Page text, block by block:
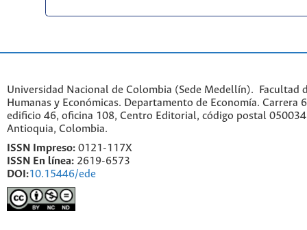
Universidad Nacional de Colombia (Sede Medellín). Facultad
Humanas y Económicas. Departamento de Economía. Carrera
edificio 46, oficina 108, Centro Editorial, código postal
Antioquia, Colombia.
ISSN Impreso: 0121-117X
ISSN En línea: 2619-6573
DOI:10.15446/ede